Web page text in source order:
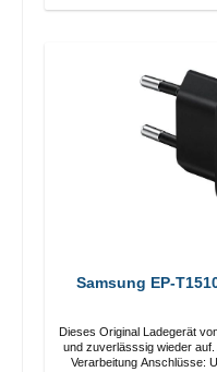
Samsung EP-T1510 Original
Dieses Original Ladegerät
und zuverlässsig wieder auf. Adapter Original
Verarbeitung